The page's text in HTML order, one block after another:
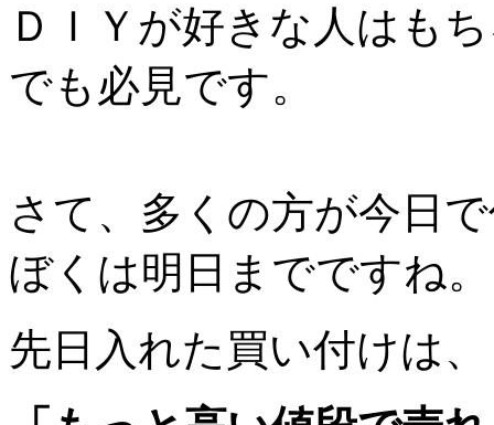
ＤＩＹが好きな人はも
でも必見です。
さて、多くの方が今日
ぼくは明日までですね。
先日入れた買い付けは、